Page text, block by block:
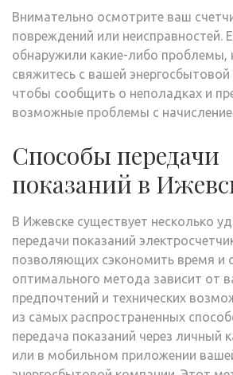
Внимательно осмотрите ваш
повреждений или неисправностей.
обнаружили какие-либо проблемы,
свяжитесь с вашей
чтобы сообщить о неполадках и
возможные проблемы с
Способы передачи
показаний в
В Ижевске существует несколько
передачи показаний
позволяющих сэкономить время и
оптимального метода зависит от
предпочтений и технических
из самых распространенных
передача показаний через личный
или в мобильном приложении